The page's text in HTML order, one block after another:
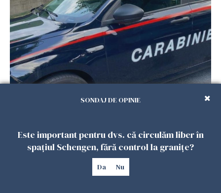
Româncă din Italia, acuzată că și-a lăsat copiii
au dat alarma
25 IULIE 2026
SONDAJ DE OPINIE
Este important pentru dvs. că circulăm liber în
spațiul Schengen, fără control la granițe?
Da Nu